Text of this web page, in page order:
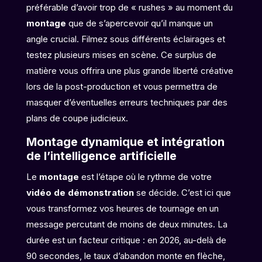
préférable d’avoir trop de « rushes » au moment du
montage que de s’apercevoir qu’il manque un
angle crucial. Filmez sous différents éclairages et
testez plusieurs mises en scène. Ce surplus de
matière vous offrira une plus grande liberté créative
lors de la post-production et vous permettra de
masquer d’éventuelles erreurs techniques par des
plans de coupe judicieux.
Montage dynamique et intégration
de l’intelligence artificielle
Le montage est l’étape où le rythme de votre
vidéo de démonstrationse décide. C’est ici que
vous transformez vos heures de tournage en un
message percutant de moins de deux minutes. La
durée est un facteur critique : en 2026, au-delà de
90 secondes, le taux d’abandon monte en flèche,